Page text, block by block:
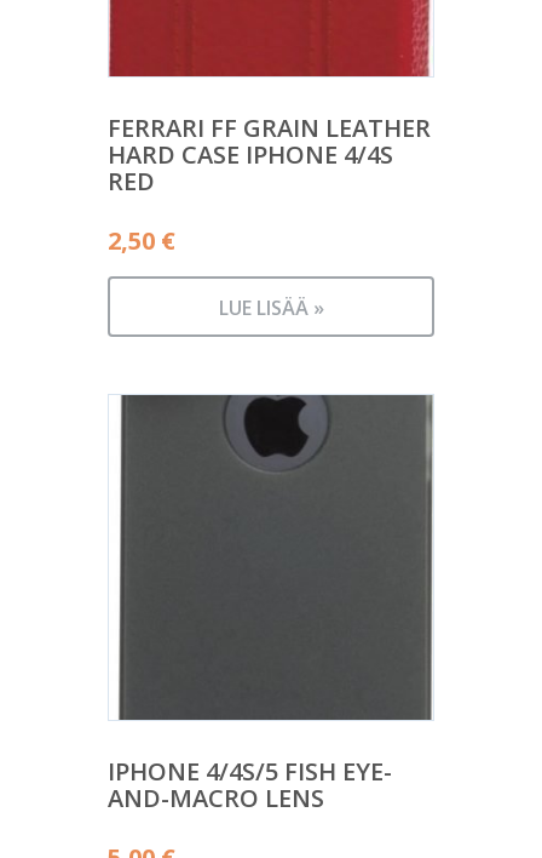
FERRARI FF GRAIN LEATHER
HARD CASE IPHONE 4/4S
RED
2,50 €
LUE LISÄÄ »
IPHONE 4/4S/5 FISH EYE-
AND-MACRO LENS